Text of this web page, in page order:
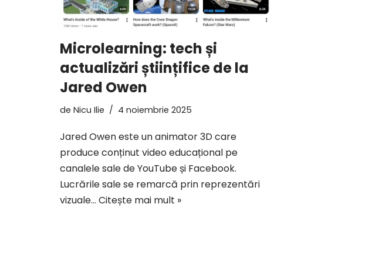
Microlearning: tech și
actualizări științifice de la
Jared Owen
de Nicu Ilie 4 noiembrie 2025
Jared Owen este un animator 3D care
produce conținut video educațional pe
canalele sale de YouTube și Facebook.
Lucrările sale se remarcă prin reprezentări
vizuale… Citește mai mult »